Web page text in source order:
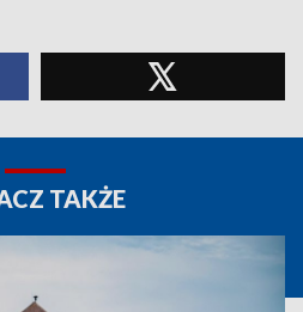
TAKŻE